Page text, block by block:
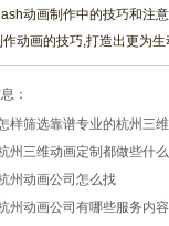
动画制作中的技巧和注
作动画的技巧,打造出更为
：
样筛选靠谱专业的杭州三
2026/07/21
州三维动画定制都做些什
2026/03/19
州动画公司怎么找
2026/03/12
州动画公司有哪些服务内容